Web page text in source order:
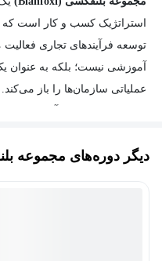
استراتژیک کسب و کار است
توسعه فرآیندهای تجاری
آموزشی نیست؛ بلکه به عنوان
عملیاتی سازمان‌ها را باز می‌کند.
بازار مدرن دسته‌بندی شده‌اند:
دیگر دوره‌های مجموعه